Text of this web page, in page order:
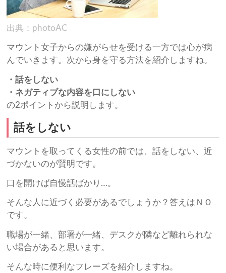
出典：photoAC
マウント女子からの嫌がらせを受ける一方では心が病
んでいきます。次から身を守る方法を紹介しますね。
・話をしない
・ネガティブな内容を口にしない
の2ポイントから説明します。
話をしない
マウントを取ってくる女性の前では、話をしない、近
づかないのが賢明です。
口を開けば自慢話ばかり…。
そんな人に近づく必要があるでしょうか？答えはＮＯ
です。
職場が一緒、部署が一緒、デスクが隣など離れられな
い場合があると思います。
そんな時に便利なフレーズを紹介しますね。